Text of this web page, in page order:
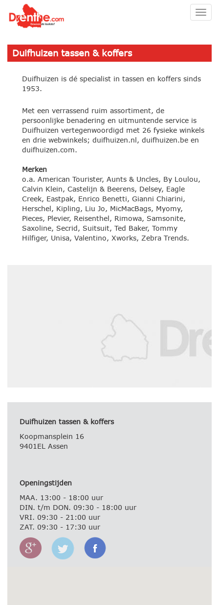
Duifhuizen tassen & koffers
Duifhuizen is dé specialist in tassen en koffers sinds
1953.
Met een verrassend ruim assortiment, de
persoonlijke benadering en uitmuntende service is
Duifhuizen vertegenwoordigd met 26 fysieke winkels
en drie webwinkels; duifhuizen.nl, duifhuizen.be en
duifhuizen.com.
Merken
o.a. American Tourister, Aunts & Uncles, By Loulou,
Calvin Klein, Castelijn & Beerens, Delsey, Eagle
Creek, Eastpak, Enrico Benetti, Gianni Chiarini,
Herschel, Kipling, Liu Jo, MicMacBags, Myomy,
Pieces, Plevier, Reisenthel, Rimowa, Samsonite,
Saxoline, Secrid, Suitsuit, Ted Baker, Tommy
Hilfiger, Unisa, Valentino, Xworks, Zebra Trends.
Duifhuizen tassen & koffers
Koopmansplein 16
9401EL Assen
Openingstijden
MAA. 13:00 - 18:00 uur
DIN. t/m DON. 09:30 - 18:00 uur
VRI. 09:30 - 21:00 uur
ZAT. 09:30 - 17:30 uur